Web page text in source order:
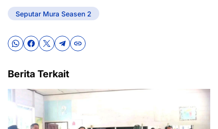
Seputar Mura Seasen 2
Berita Terkait